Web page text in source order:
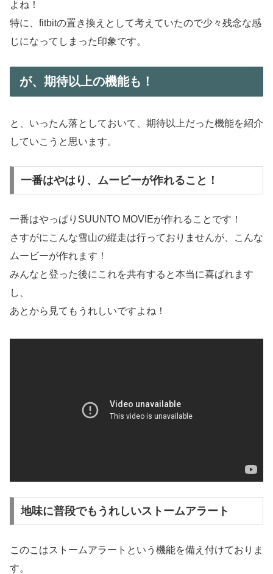
よね！
特に、fitbitの置き換えとして考えていたので少々残念な感
じになってしまった印象です。
が、期待以上の機能も！
と、いったん落としておいて、期待以上だった機能を紹介
していこうと思います。
一番はやはり、ムービーが作れること！
一番はやっぱりSUUNTO MOVIEが作れることです！
さすがにこんな雪山の縦走は行っておりませんが、こんな
ムービーが作れます！
みんなと登った後にこれを共有すると本当に喜ばれます
し、
あとから見てもうれしいですよね！
地味に普段でもうれしいストームアラート
このこはストームアラートという機能を備え付けておりま
す。